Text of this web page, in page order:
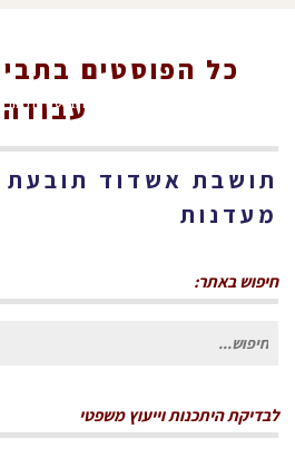
תביעות
כל הפוסטים ב
עבודה
תושבת אשדוד
מעדנות
חיפוש באתר:
חיפוש
לבדיקת היתכנות וייעוץ משפטי